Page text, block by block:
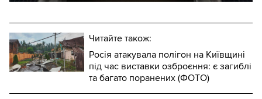
Читайте також:
Росія атакувала полігон на Київщині
під час виставки озброєння: є загиблі
та багато поранених (ФОТО)